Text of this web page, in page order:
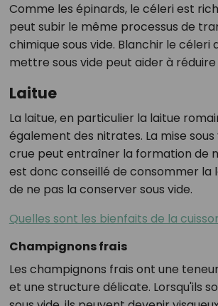
Comme les épinards, le céleri est
peut subir le même processus de
chimique sous vide. Blanchir le céleri
mettre sous vide peut aider à réduire
Laitue
La laitue, en particulier la laitue
également des nitrates. La mise
crue peut entraîner la formation de
est donc conseillé de consommer la
de ne pas la conserver sous vide.
Quelles sont les bienfaits de la
Champignons frais
Les champignons frais ont une
et une structure délicate. Lorsqu'ils